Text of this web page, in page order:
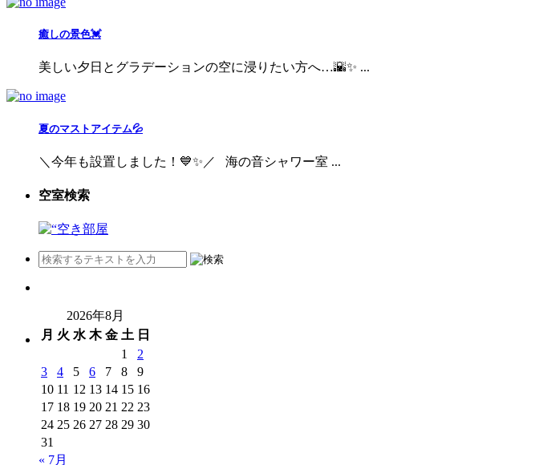
癒しの景色💓
美しい夕日とグラデーションの空に浸りたい方へ…🌇✨ ...
夏のマストアイテム💦
＼今年も設置しました！💙✨／ 海の音シャワー室 ...
空室検索
2026年8月
月 火 水 木 金 土 日
1
2
3
4 5 6 7 8
9
10 11 12 13 14 15 16
17 18 19 20 21 22 23
24 25 26 27 28 29 30
31
« 7月